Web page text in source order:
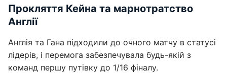
Прокляття Кейна та марнотратство
Англії
Англія та Гана підходили до очного матчу в статусі
лідерів, і перемога забезпечувала будь-якій з
команд першу путівку до 1/16 фіналу.